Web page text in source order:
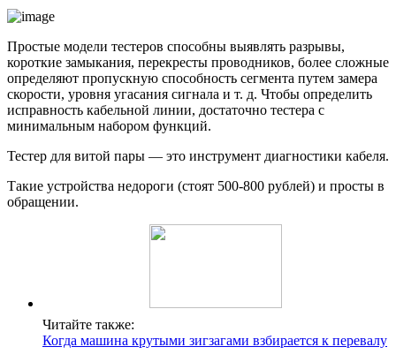
Простые модели тестеров способны выявлять разрывы,
короткие замыкания, перекресты проводников, более сложные
определяют пропускную способность сегмента путем замера
скорости, уровня угасания сигнала и т. д. Чтобы определить
исправность кабельной линии, достаточно тестера с
минимальным набором функций.
Тестер для витой пары — это инструмент диагностики кабеля.
Такие устройства недороги (стоят 500-800 рублей) и просты в
обращении.
Читайте также:
Когда машина крутыми зигзагами взбирается к перевалу